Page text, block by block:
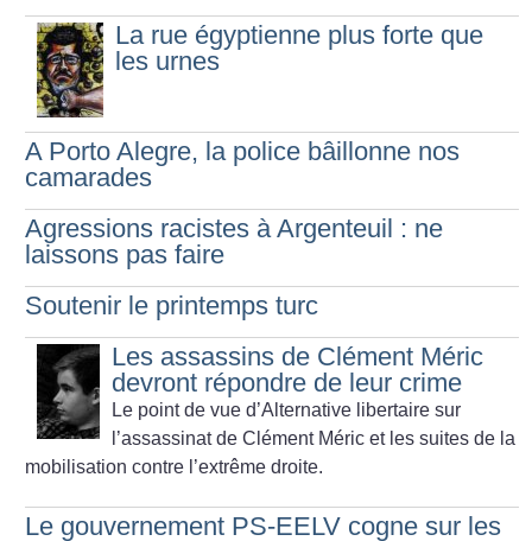
La rue égyptienne plus forte que
les urnes
A Porto Alegre, la police bâillonne nos
camarades
Agressions racistes à Argenteuil : ne
laissons pas faire
Soutenir le printemps turc
Les assassins de Clément Méric
devront répondre de leur crime
Le point de vue d’Alternative libertaire sur
l’assassinat de Clément Méric et les suites de la
mobilisation contre l’extrême droite.
Le gouvernement PS-EELV cogne sur les